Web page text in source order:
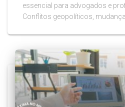
essencial para advogados e
Conflitos geopolíticos,